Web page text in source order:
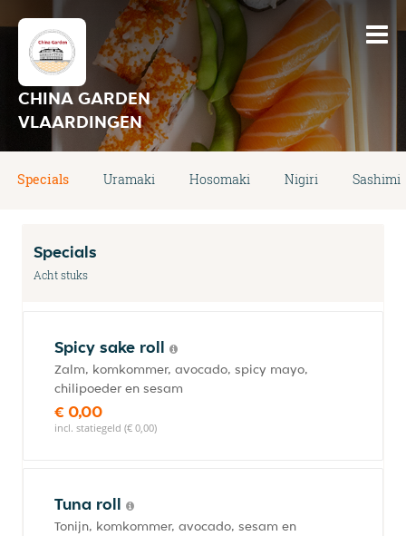
CHINA GARDEN
VLAARDINGEN
Specials Uramaki Hosomaki Nigiri Sashimi
Specials
Acht stuks
Spicy sake roll
Zalm, komkommer, avocado, spicy mayo,
chilipoeder en sesam
€ 0,00
incl. statiegeld (€ 0,00)
Tuna roll
Tonijn, komkommer, avocado, sesam en